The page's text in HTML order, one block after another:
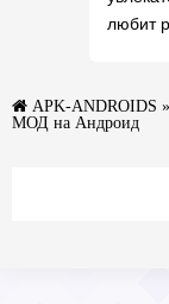
любит
APK-ANDROIDS »
МОД на Андроид